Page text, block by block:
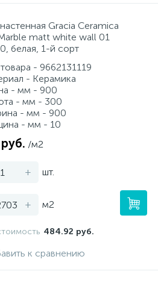
Gracia Ceramica
matt white wall 01
белая, 1-й сорт
- 9662131119
- Керамика
- мм - 900
- мм - 300
- мм - 900
- мм - 10
/м2
+ шт.
+ м2
484.92 руб.
к сравнению